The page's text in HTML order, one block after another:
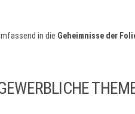
in die Geheimnisse der